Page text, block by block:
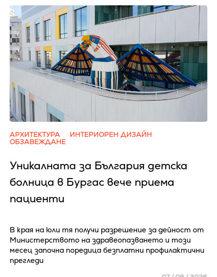
АРХИТЕКТУРА
ИНТЕРИОРЕН ДИЗАЙН
ОБЗАВЕЖДАНЕ
Уникалната за България детска
болница в Бургас вече приема
пациенти
В края на юли тя получи разрешение за дейност от
Министерството на здравеопазването и този
месец започна поредица безплатни профилактични
прегледи